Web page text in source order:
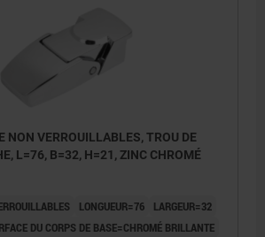
NON VERROUILLABLES, TROU DE
L=76, B=32, H=21, ZINC CHROMÉ
LONGUEUR=76
LARGEUR=32
DU CORPS DE BASE=CHROMÉ BRILLANTE